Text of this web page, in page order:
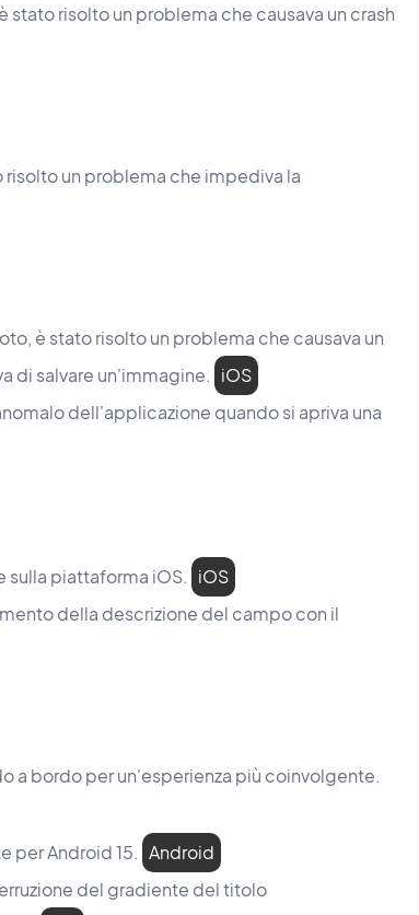
risolto un problema che causava un crash
un problema che impediva la
è stato risolto un problema che causava un
di salvare un'immagine. iOS
dell'applicazione quando si apriva una
sulla piattaforma iOS. iOS
della descrizione del campo con il
a bordo per un'esperienza più coinvolgente.
per Android 15. Android
del gradiente del titolo